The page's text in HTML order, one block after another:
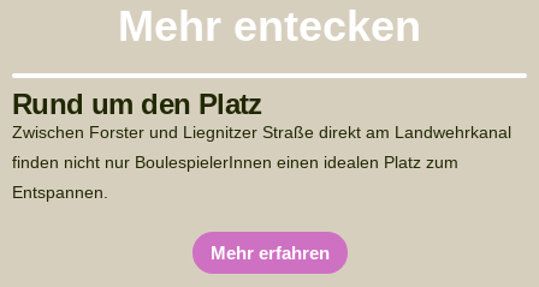
Mehr entecken
Rund um den Platz
Zwischen Forster und Liegnitzer Straße direkt am Landwehrkanal
finden nicht nur BoulespielerInnen einen idealen Platz zum
Entspannen.
Mehr erfahren